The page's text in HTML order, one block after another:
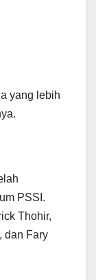
yang lebih
PSSI.
Thohir,
dan Fary